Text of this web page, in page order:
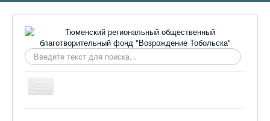
Искать...
Включить/
выключить